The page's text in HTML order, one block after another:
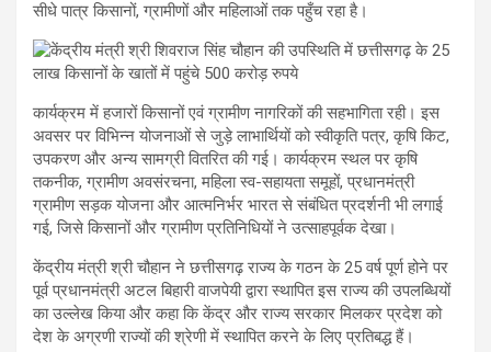
सीधे पात्र किसानों, ग्रामीणों और महिलाओं तक पहुँच रहा है।
कार्यक्रम में हजारों किसानों एवं ग्रामीण नागरिकों की सहभागिता रही। इस
अवसर पर विभिन्न योजनाओं से जुड़े लाभार्थियों को स्वीकृति पत्र, कृषि किट,
उपकरण और अन्य सामग्री वितरित की गई। कार्यक्रम स्थल पर कृषि
तकनीक, ग्रामीण अवसंरचना, महिला स्व-सहायता समूहों, प्रधानमंत्री
ग्रामीण सड़क योजना और आत्मनिर्भर भारत से संबंधित प्रदर्शनी भी लगाई
गई, जिसे किसानों और ग्रामीण प्रतिनिधियों ने उत्साहपूर्वक देखा।
केंद्रीय मंत्री श्री चौहान ने छत्तीसगढ़ राज्य के गठन के 25 वर्ष पूर्ण होने पर
पूर्व प्रधानमंत्री अटल बिहारी वाजपेयी द्वारा स्थापित इस राज्य की उपलब्धियों
का उल्लेख किया और कहा कि केंद्र और राज्य सरकार मिलकर प्रदेश को
देश के अग्रणी राज्यों की श्रेणी में स्थापित करने के लिए प्रतिबद्ध हैं।